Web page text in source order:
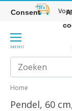
MENU
Home
Pendel, 60
Consent